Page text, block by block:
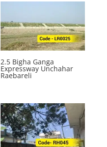
2.5 Bigha Ganga
Expressway Unchahar
Raebareli